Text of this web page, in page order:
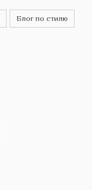
Блог по стилю